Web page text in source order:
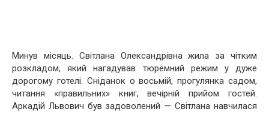
Минув місяць. Світлана Олександрівна жила за чітким
розкладом, який нагадував тюремний режим у дуже
дорогому готелі. Сніданок о восьмій, прогулянка садом,
читання «правильних» книг, вечірній прийом гостей.
Аркадій Львович був задоволений — Світлана навчилася